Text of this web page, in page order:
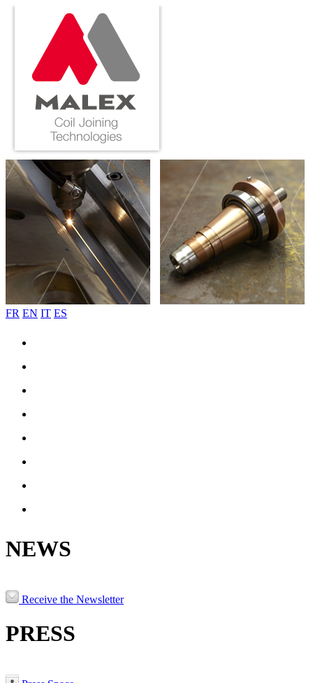
FR EN IT ES
NEWS
Receive the Newsletter
PRESS